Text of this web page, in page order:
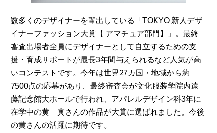
数多くのデザイナーを輩出している「TOKYO 新人デザ
イナーファッション大賞【 アマチュア部門】」。最終
審査出場者全員にデザイナーとして自立するための支
援・育成サポートが最長3年間与えられるなど人気が高
いコンテストです。今年は世界27カ国・地域から約
7500点の応募があり、最終審査会が文化服装学院内遠
藤記念館大ホールで行われ、アパレルデザイン科3年に
在学中の黄 寅さんの作品が大賞に選ばれました。今後
の黄さんの活躍に期待です。